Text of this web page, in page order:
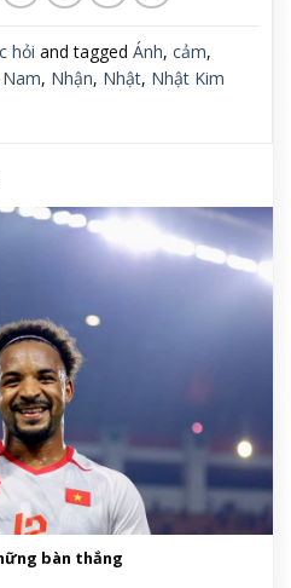
hỏi and tagged Ánh, cảm,
Nam, Nhận, Nhật, Nhật Kim
bàn thắng